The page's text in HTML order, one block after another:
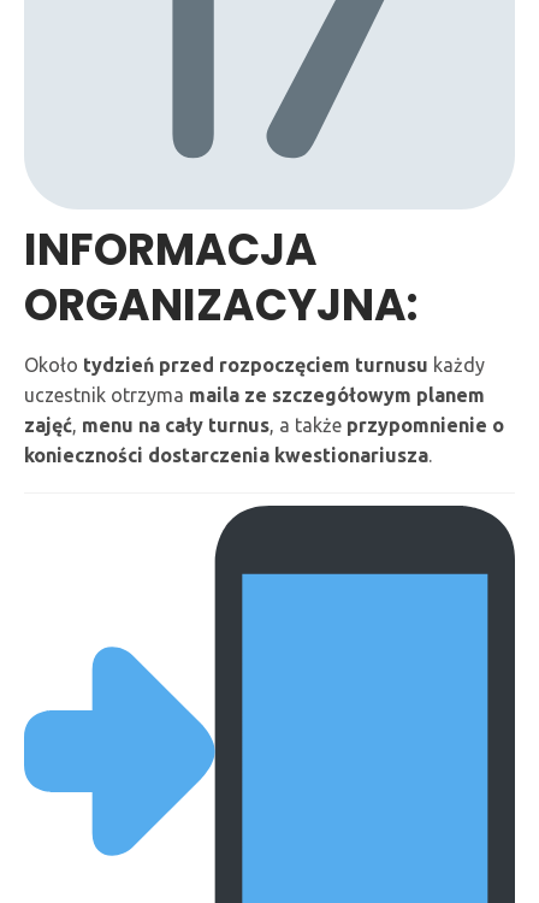
INFORMACJA
ORGANIZACYJNA:
Około tydzień przed rozpoczęciem turnusu każdy
uczestnik otrzyma maila ze szczegółowym planem
zajęć, menu na cały turnus, a także przypomnienie o
konieczności dostarczenia kwestionariusza.